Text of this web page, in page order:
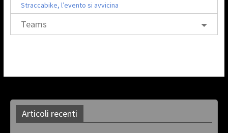
Straccabike, l’evento si avvicina
Teams
Articoli recenti